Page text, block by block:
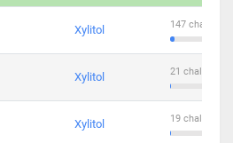
Xylitol 147
Xylitol 21
Xylitol 19